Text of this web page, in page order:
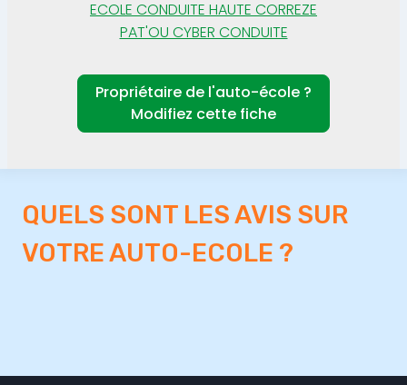
ECOLE CONDUITE HAUTE CORREZE
PAT'OU CYBER CONDUITE
Propriétaire de l'auto-école ?
Modifiez cette fiche
QUELS SONT LES AVIS SUR
VOTRE AUTO-ECOLE ?